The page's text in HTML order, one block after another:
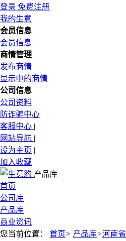
登录 免费注册
我的生意
会员信息
会员信息
商情管理
发布商情
显示中的商情
公司信息
公司资料
防诈骗中心
客服中心 |
网站导航 |
设为主页 |
加入收藏
产品库
首页
公司库
产品库
商业资讯
您当前位置：
首页> 产品库>河南省